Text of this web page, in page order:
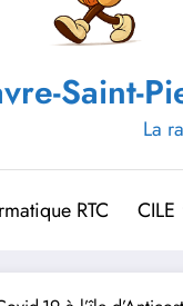
Saint-
La
RTC CILE